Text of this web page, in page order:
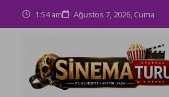
1:54 am Ağustos 7, 2026, Cuma